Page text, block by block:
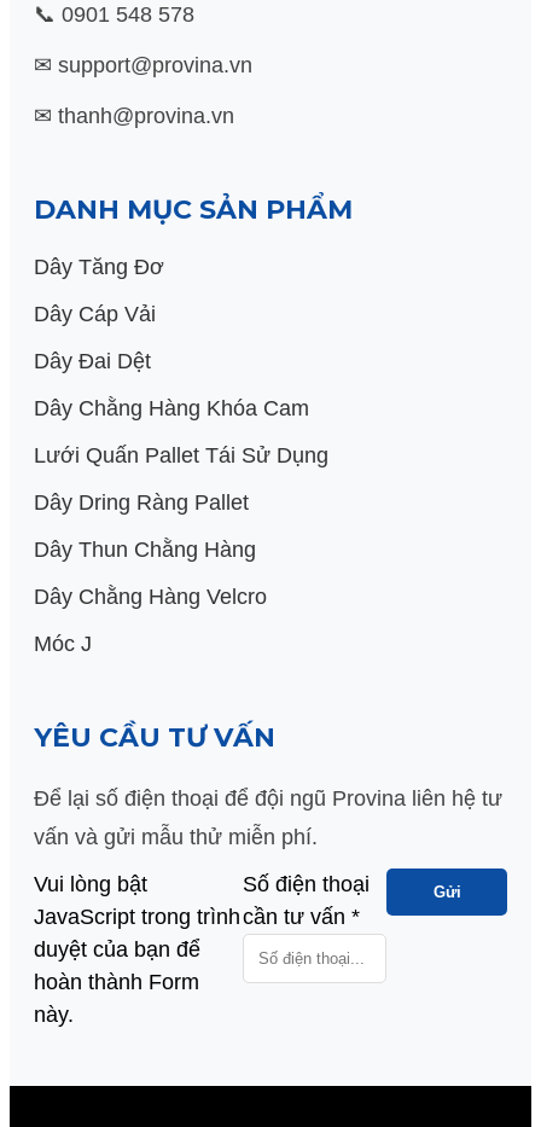
📞 0901 548 578
✉ support@provina.vn
✉ thanh@provina.vn
DANH MỤC SẢN PHẨM
Dây Tăng Đơ
Dây Cáp Vải
Dây Đai Dệt
Dây Chằng Hàng Khóa Cam
Lưới Quấn Pallet Tái Sử Dụng
Dây Dring Ràng Pallet
Dây Thun Chằng Hàng
Dây Chằng Hàng Velcro
Móc J
YÊU CẦU TƯ VẤN
Để lại số điện thoại để đội ngũ Provina liên hệ tư
vấn và gửi mẫu thử miễn phí.
Vui lòng bật
JavaScript trong trình
duyệt của bạn để
hoàn thành Form
này.
Số
cần
thoại
Số điện thoại
cần tư vấn *
Gửi